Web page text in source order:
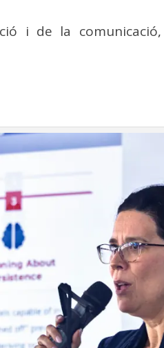
i de la comunicació,